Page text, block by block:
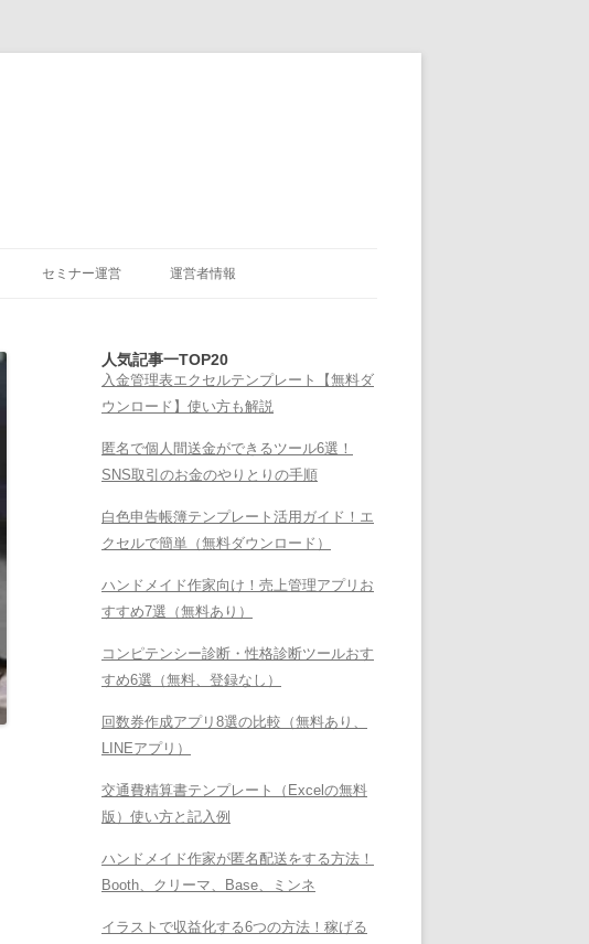
セミナー運営 運営者情報
人気記事一TOP20
入金管理表エクセルテンプレート【無料ダ
ウンロード】使い方も解説
匿名で個人間送金ができるツール6選！
SNS取引のお金のやりとりの手順
白色申告帳簿テンプレート活用ガイド！エ
クセルで簡単（無料ダウンロード）
ハンドメイド作家向け！売上管理アプリお
すすめ7選（無料あり）
コンピテンシー診断・性格診断ツールおす
すめ6選（無料、登録なし）
回数券作成アプリ8選の比較（無料あり、
LINEアプリ）
交通費精算書テンプレート（Excelの無料
版）使い方と記入例
ハンドメイド作家が匿名配送をする方法！
Booth、クリーマ、Base、ミンネ
イラストで収益化する6つの方法！稼げる